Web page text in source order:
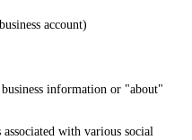
account)
information or "about"
with various social